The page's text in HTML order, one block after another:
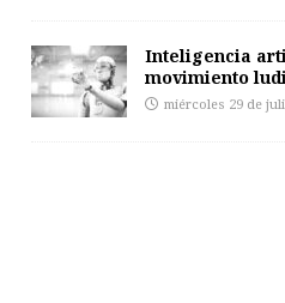
Inteligencia
movimiento
miércoles 29 de